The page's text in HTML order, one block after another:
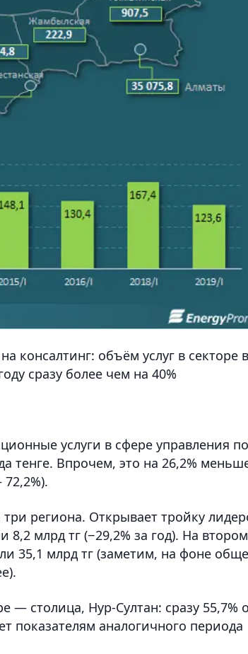
консалтинг: объём услуг в секторе в
сразу более чем на 40%
услуги в сфере управления по
тенге. Впрочем, это на 26,2%
региона. Открывает тройку
8,2 млрд тг (−29,2% за год). На втором
35,1 млрд тг (заметим, на фоне
— столица, Нур-Султан: сразу 55,7%
показателям аналогичного периода